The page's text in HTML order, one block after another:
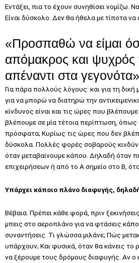
Εντάξει, πια το έχουν συνηθίσει νομίζω.
Είναι δύσκολο. Δεν θα ήθελα με τίποτα να
«Προσπαθώ να είμαι
απόμακρος και ψυχρός
απέναντι στα γεγονότα»
Για πάρα πολλούς λόγους: και για τη
για να μπορώ να διατηρώ την
κίνδυνος είναι και τις ώρες που
βλέπουμε σε μία τέτοια περίπτωση,
πρόσφατα; Κυρίως τις ώρες που δεν
δύσκολα. Πολλές φορές σοβαρούς
όταν μεταβαίνουμε κάπου. Δηλαδή όταν
επιχειρήσεων ή από το Α σημείο στο Β,
Υπάρχει κάποιο πλάνο διαφυγής,
Βέβαια. Πρέπει κάθε φορά, πριν
μπεις στο αεροπλάνο για να φτάσεις
συναντήσεις. Τι γλώσσα μιλάνε; Πώς
υπάρχουν; Και φυσικά, όταν θα κάνεις το
να ξέρουμε τους δρόμους διαφυγής. Αν ο